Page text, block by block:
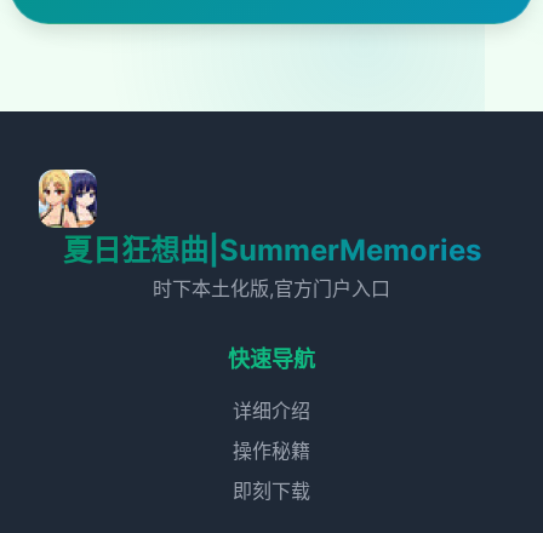
夏日狂想曲|SummerMemories
时下本土化版,官方门户入口
快速导航
详细介绍
操作秘籍
即刻下载